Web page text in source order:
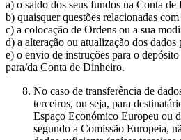
a) o saldo dos seus fundos na Conta de
b) quaisquer questões relacionadas
c) a colocação de Ordens ou a sua
d) a alteração ou atualização dos dados
e) o envio de instruções para o
para/da Conta de Dinheiro.
No caso de transferência de
terceiros, ou seja, para
Espaço Económico Europeu ou
segundo a Comissão Europeia,